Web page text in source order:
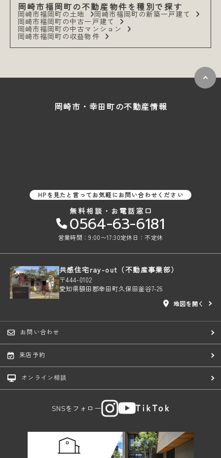
岡崎市福岡町の不動産物件を種別で探す
岡崎市福岡町の土地 岡崎市福岡町の新築一戸建て
岡崎市福岡町の中古一戸建て
岡崎市福岡町の中古マンション
岡崎市福岡町の収益物件
岡崎市・幸田町の不動産情報
HPを見たと言ってお気軽にお問い合わせください
無料相談・お電話窓口
0564-63-6181
営業時間：9:00〜17:30定休日：不定休
共感住宅ray-out（不動産事業部）
〒444-0102
愛知県額田郡幸田町久保田釜谷7-26
地図を開く
お問い合わせ
来店予約
オンライン相談
SNSをフォロー